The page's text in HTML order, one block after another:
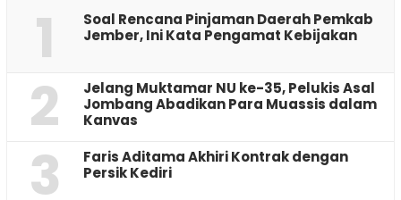
1
‎Soal Rencana Pinjaman Daerah Pemkab
Jember, Ini Kata Pengamat Kebijakan ‎
2
Jelang Muktamar NU ke-35, Pelukis Asal
Jombang Abadikan Para Muassis dalam
Kanvas
3
Faris Aditama Akhiri Kontrak dengan
Persik Kediri